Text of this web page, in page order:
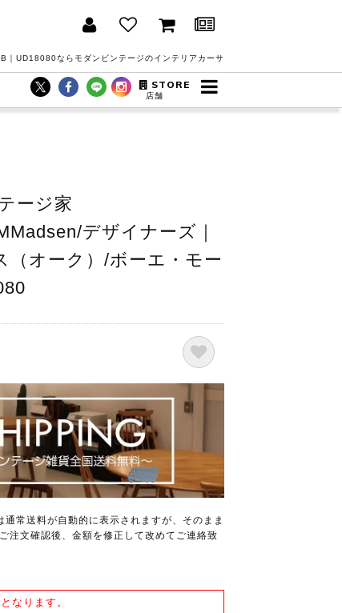
UD18080ならモダンビンテージのインテリアカーサ
STORE
店舗
ージ家
デザイナーズ｜
（オーク）/ボーエ・モー
常送料が自動的に表示されますが、そのまま
注文確認後、金額を修正して改めてご連絡致
なります。